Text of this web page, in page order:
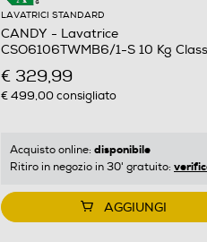
LAVATRICI STANDARD
CANDY - Lavatrice
CSO6106TWMB6/1-S 10 Kg
€ 329,99
€ 499,00consigliato
Acquisto online: disponibile
Ritiro in negozio in 30' gratuito:
AGGIUNGI